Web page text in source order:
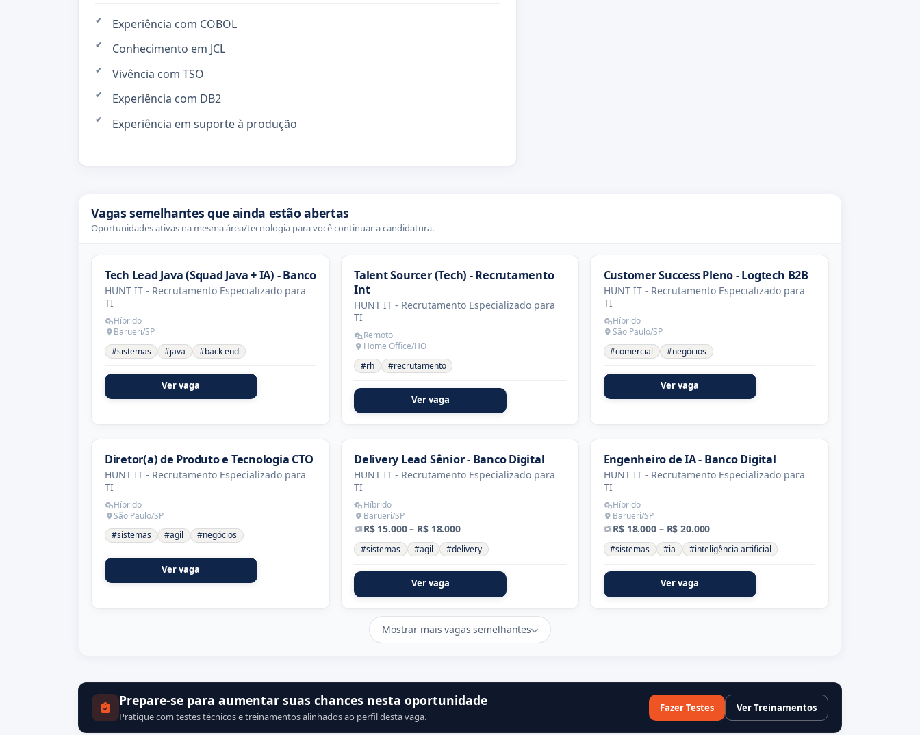
Experiência com COBOL
Conhecimento em JCL
Vivência com TSO
Experiência com DB2
Experiência em suporte à produção
Vagas semelhantes que ainda estão abertas
Oportunidades ativas na mesma área/tecnologia para você continuar a candidatura.
Tech Lead Java (Squad Java + IA) - Banco
HUNT IT - Recrutamento Especializado para
TI
Híbrido
Barueri/SP
#sistemas
#java #back end
Ver vaga
Talent Sourcer (Tech) - Recrutamento
Int
HUNT IT - Recrutamento Especializado para
TI
Remoto
Home Office/HO
#rh
#recrutamento
Ver vaga
Customer Success Pleno - Logtech B2B
HUNT IT - Recrutamento Especializado para
TI
Híbrido
São Paulo/SP
#comercial
#negócios
Ver vaga
Diretor(a) de Produto e Tecnologia CTO
HUNT IT - Recrutamento Especializado para
TI
Híbrido
São Paulo/SP
#sistemas
#agil #negócios
Ver vaga
Delivery Lead Sênior - Banco Digital
HUNT IT - Recrutamento Especializado para
TI
Híbrido
Barueri/SP
R$ 15.000 – R$ 18.000
#sistemas #agil #delivery
Ver vaga
Engenheiro de IA - Banco Digital
HUNT IT - Recrutamento Especializado para
TI
Híbrido
Barueri/SP
R$ 18.000 – R$ 20.000
#sistemas #ia #inteligência artificial
Ver vaga
Mostrar mais vagas semelhantes
Prepare-se para aumentar suas chances nesta oportunidade
Pratique com testes técnicos e treinamentos alinhados ao perfil desta vaga.
Fazer Testes Ver Treinamentos